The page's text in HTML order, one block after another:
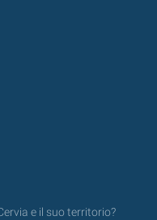
e il suo territorio?